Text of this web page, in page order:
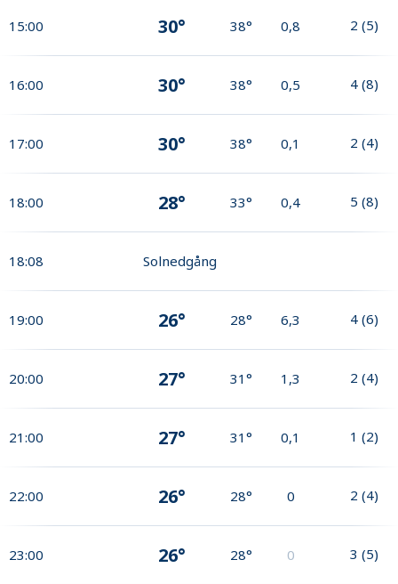
15:00 30° 38° 0,8 2 (5)
16:00 30° 38° 0,5 4 (8)
17:00 30° 38° 0,1 2 (4)
18:00 28° 33° 0,4 5 (8)
18:08 Solnedgång
19:00 26° 28° 6,3 4 (6)
20:00 27° 31° 1,3 2 (4)
21:00 27° 31° 0,1 1 (2)
22:00 26° 28° 0 2 (4)
23:00 26° 28° 0 3 (5)